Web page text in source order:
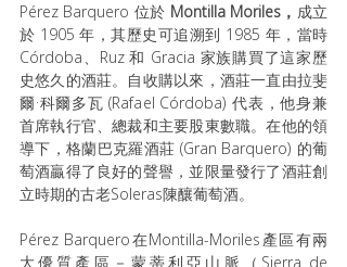
Pérez Barquero 位於 Montilla Moriles， 成立
於 1905 年，其歷史可追溯到 1985 年，當時
Córdoba、Ruz 和 Gracia 家族購買了這家歷
史悠久的酒莊。自收購以來，酒莊一直由拉斐
爾·科爾多瓦 (Rafael Córdoba) 代表，他身兼
首席執行官、總裁和主要股東數職。在他的領
導下，格蘭巴克羅酒莊 (Gran Barquero) 的葡
萄酒贏得了良好的聲譽，並限量發行了酒莊創
立時期的古老Soleras陳釀葡萄酒。
Pérez Barquero在Montilla-Moriles產區有兩
大優質產區－蒙蒂利亞山脈（Sierra de